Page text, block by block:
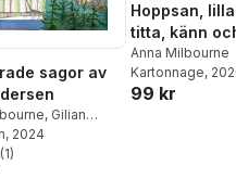
sagor av
, Gilian
,Ruth Brocklehurst
, 2024
stjärnor. Totalt antal röster:
(1)
Hoppsan,
titta, känn
Anna Milbourne
Kartonnage,
99 kr